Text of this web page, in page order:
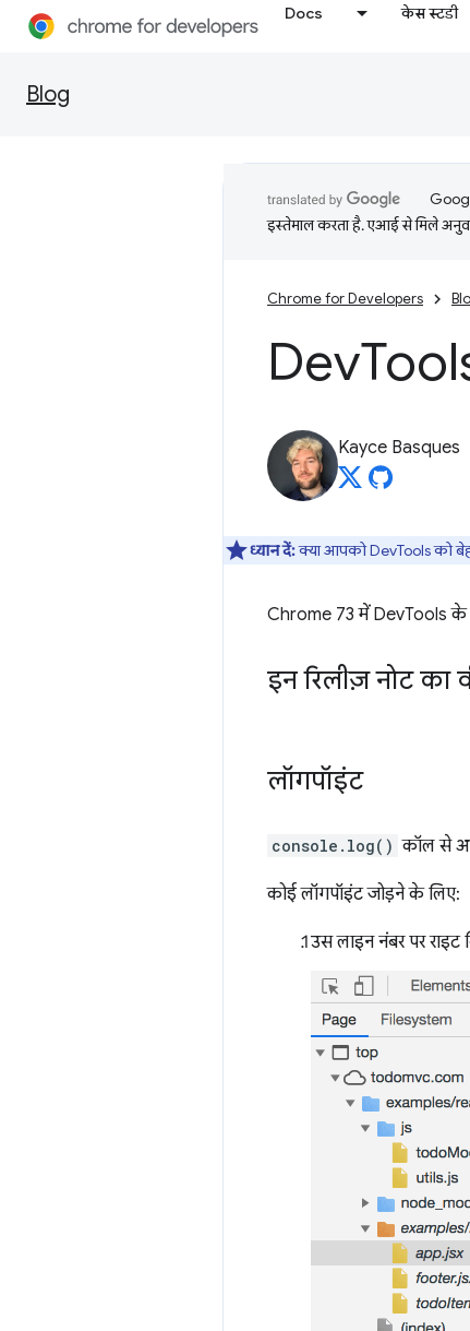
Docs केस स्टडी
Blog
इस्तेमाल करता है. एआई से मिले
Chrome for Developers
Dev
Kayce Basques
ध्यान दें:क्या आपको DevTools को
Chrome 73 में DevTools के
इन रिलीज़ नोट का
लॉगपॉइंट
console.log() कॉल से
कोई लॉगपॉइंट जोड़ने के लिए:
उस लाइन नंबर पर